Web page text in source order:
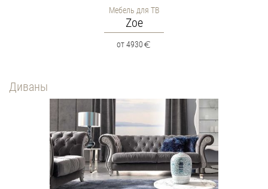
Мебель для ТВ
Zoe
от 4930
Диваны